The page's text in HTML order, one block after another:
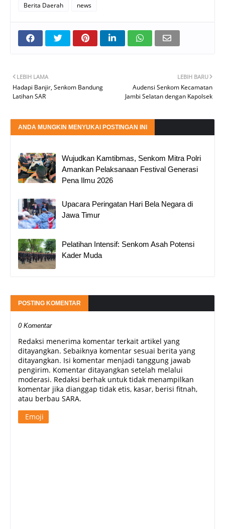
Berita Daerah news
LEBIH BARU
Audensi Senkom Kecamatan
Jambi Selatan dengan Kapolsek
LEBIH LAMA
Hadapi Banjir, Senkom Bandung
Latihan SAR
ANDA MUNGKIN MENYUKAI POSTINGAN INI
Wujudkan Kamtibmas, Senkom Mitra Polri
Amankan Pelaksanaan Festival Generasi
Pena Ilmu 2026
Upacara Peringatan Hari Bela Negara di
Jawa Timur
Pelatihan Intensif: Senkom Asah Potensi
Kader Muda
POSTING KOMENTAR
0 Komentar
Redaksi menerima komentar terkait artikel yang
ditayangkan. Sebaiknya komentar sesuai berita yang
ditayangkan. Isi komentar menjadi tanggung jawab
pengirim. Komentar ditayangkan setelah melalui
moderasi. Redaksi berhak untuk tidak menampilkan
komentar jika dianggap tidak etis, kasar, berisi fitnah,
atau berbau SARA.
Emoji